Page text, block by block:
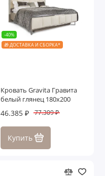
-40%
🎁 ДОСТАВКА И СБОРКА*
Кровать Gravita Гравита
белый глянец 180х200
46.385 ₽ 77.309 ₽
Купить